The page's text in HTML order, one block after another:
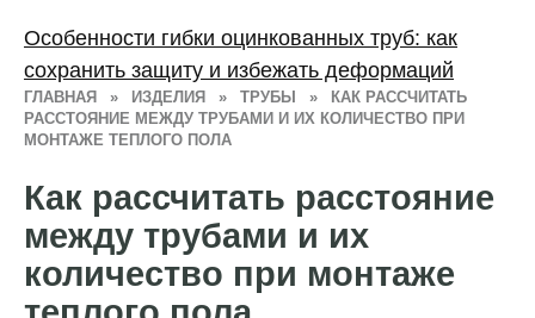
ГЛАВНАЯ » ИЗДЕЛИЯ » ТРУБЫ »
КАК РАССЧИТАТЬ
РАССТОЯНИЕ МЕЖДУ ТРУБАМИ И ИХ КОЛИЧЕСТВО ПРИ
МОНТАЖЕ ТЕПЛОГО ПОЛА
Как рассчитать расстояние
между трубами и их
количество при монтаже
Особенности гибки оцинкованных труб: как
сохранить защиту и избежать деформаций